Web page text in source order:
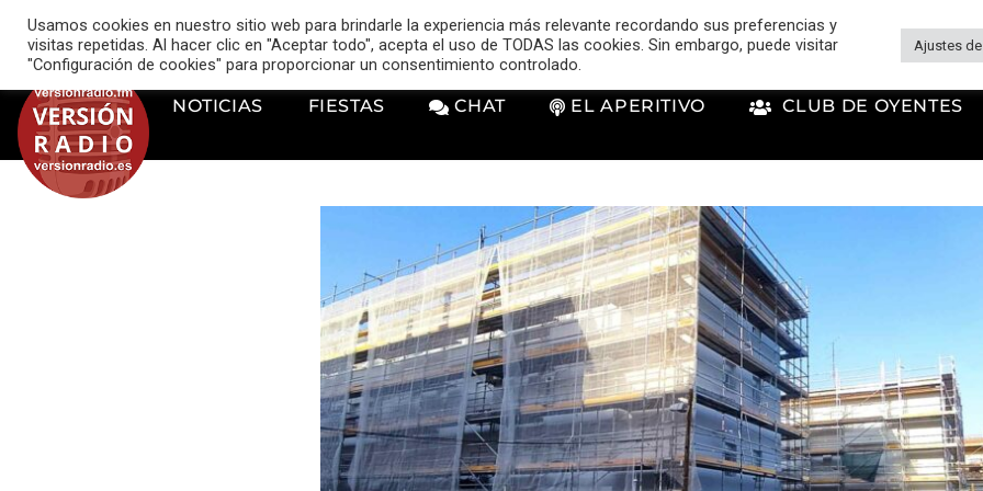
music_note VERSIÓN RADIO
NOTICIAS FIESTAS CHAT EL APERITIVO CLUB DE OYENTES
Usamos cookies en nuestro sitio web para brindarle la experiencia más relevante recordando sus preferencias y
visitas repetidas. Al hacer clic en "Aceptar todo", acepta el uso de TODAS las cookies. Sin embargo, puede visitar
"Configuración de cookies" para proporcionar un consentimiento controlado.
Ajustes